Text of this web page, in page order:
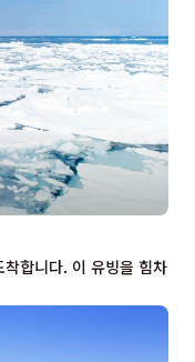
합니다. 이 유빙을 힘차